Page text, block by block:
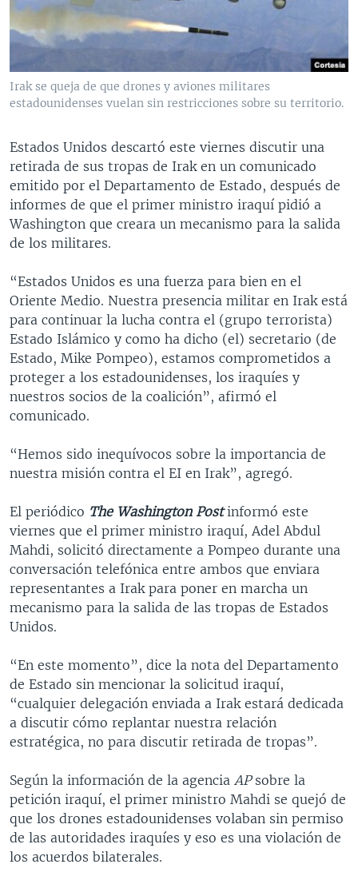
VENEZUELA
BRASIL
NICARAGUA
ECONOMÍA
ENTRETENIMIENTO Y CULTURA
TECNOLOGÍA
DEPORTES
MULTIMEDIA
VIDEOS
FOTOGRAFÍA
AUDIOS
PROGRAMAS TV
EL MUNDO AL DÍA
FORO INTERAMERICANO
PANORAMA
RADIO
AVANCE INFORMATIVO
ESTADOS UNIDOS AL DÍA
EL MUNDO AL DÍA [RADIO]
FORO [RADIO]
NOTA ECONÓMICA
ENTRETENIMIENTO
DIRECT
Learning English
Idiomas
Irak se queja de que drones y aviones militares
estadounidenses vuelan sin restricciones sobre su territorio.
Estados Unidos descartó este viernes discutir una
retirada de sus tropas de Irak en un comunicado
emitido por el Departamento de Estado, después de
informes de que el primer ministro iraquí pidió a
Washington que creara un mecanismo para la salida
de los militares.
“Estados Unidos es una fuerza para bien en el
Oriente Medio. Nuestra presencia militar en Irak está
para continuar la lucha contra el (grupo terrorista)
Estado Islámico y como ha dicho (el) secretario (de
Estado, Mike Pompeo), estamos comprometidos a
proteger a los estadounidenses, los iraquíes y
nuestros socios de la coalición”, afirmó el
comunicado.
“Hemos sido inequívocos sobre la importancia de
nuestra misión contra el EI en Irak”, agregó.
El periódico The Washington Postinformó este
viernes que el primer ministro iraquí, Adel Abdul
Mahdi, solicitó directamente a Pompeo durante una
conversación telefónica entre ambos que enviara
representantes a Irak para poner en marcha un
mecanismo para la salida de las tropas de Estados
Unidos.
“En este momento”, dice la nota del Departamento
de Estado sin mencionar la solicitud iraquí,
“cualquier delegación enviada a Irak estará dedicada
a discutir cómo replantar nuestra relación
estratégica, no para discutir retirada de tropas”.
Según la información de la agencia APsobre la
petición iraquí, el primer ministro Mahdi se quejó de
que los drones estadounidenses volaban sin permiso
de las autoridades iraquíes y eso es una violación de
los acuerdos bilaterales.